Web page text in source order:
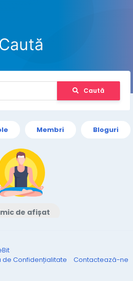
Caută
Caută
Membri Bloguri
de afișat
de Confidențialitate Contactează-ne